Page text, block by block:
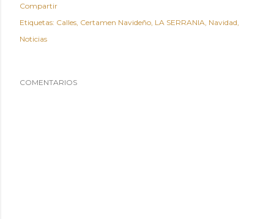
Compartir
Etiquetas: Calles Certamen Navideño LA SERRANIA Navidad
Noticias
COMENTARIOS